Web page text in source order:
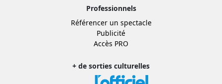
Professionnels
Référencer un spectacle
Publicité
Accès PRO
+ de sorties culturelles